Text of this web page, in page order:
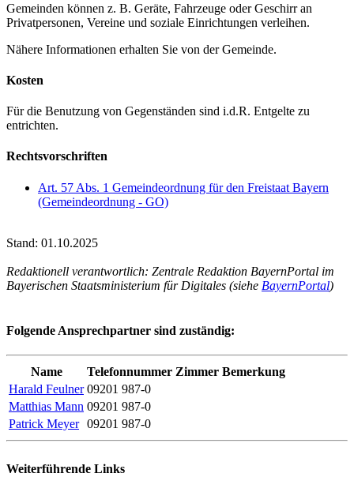
Gemeinden können z. B. Geräte, Fahrzeuge oder Geschirr an
Privatpersonen, Vereine und soziale Einrichtungen verleihen.
Nähere Informationen erhalten Sie von der Gemeinde.
Kosten
Für die Benutzung von Gegenständen sind i.d.R. Entgelte zu
entrichten.
Rechtsvorschriften
Art. 57 Abs. 1 Gemeindeordnung für den Freistaat Bayern
(Gemeindeordnung - GO)
Stand: 01.10.2025
Redaktionell verantwortlich: Zentrale Redaktion BayernPortal im
Bayerischen Staatsministerium für Digitales (siehe BayernPortal)
Folgende Ansprechpartner sind zuständig:
Name Telefonnummer Zimmer Bemerkung
Harald Feulner 09201 987-0
Matthias Mann 09201 987-0
Patrick Meyer 09201 987-0
Weiterführende Links